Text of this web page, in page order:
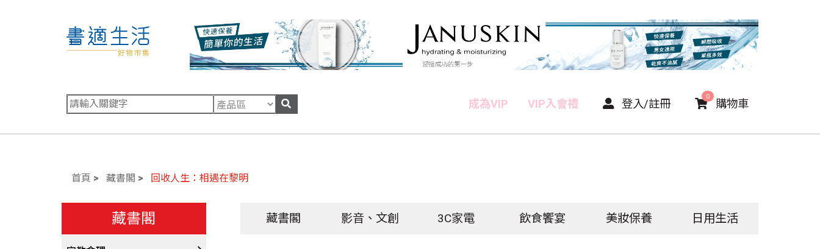
成為VIP VIP入會禮 登入/註冊 購物車
0
首頁 藏書閣 回收人生：相遇在黎明
藏書閣 藏書閣 影音、文創 3C家電 飲食饗宴 美妝保養 日用生活